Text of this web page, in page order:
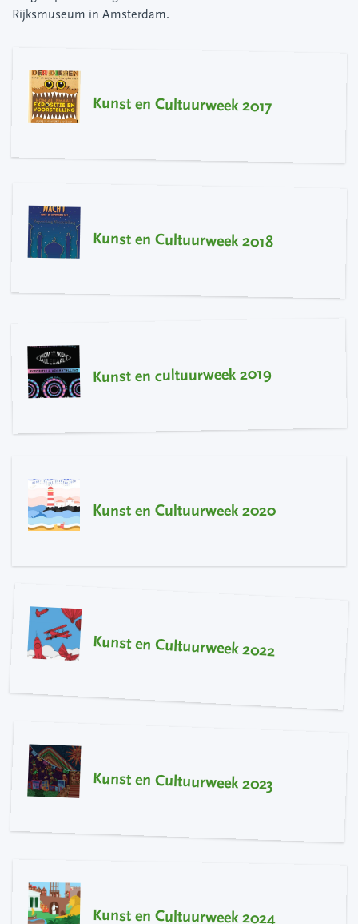
Rijksmuseum in Amsterdam.
Kunst en Cultuurweek 2017
Kunst en Cultuurweek 2018
Kunst en cultuurweek 2019
Kunst en Cultuurweek 2020
Kunst en Cultuurweek 2022
Kunst en Cultuurweek 2023
Kunst en Cultuurweek 2024